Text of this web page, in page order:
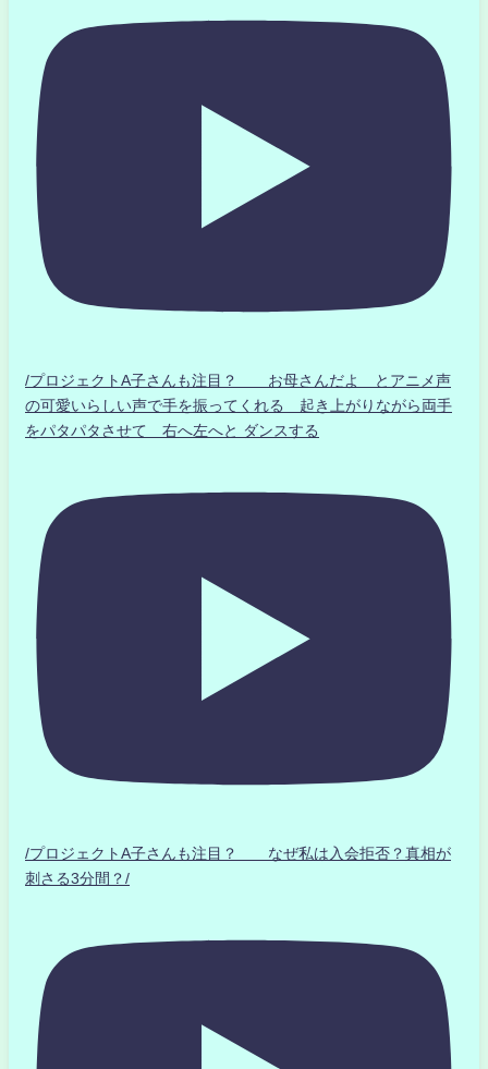
/プロジェクトA子さんも注目？ お母さんだよ とアニメ声
の可愛いらしい声で手を振ってくれる 起き上がりながら両手
をパタパタさせて 右へ左へと ダンスする
/プロジェクトA子さんも注目？ なぜ私は入会拒否？真相が
刺さる3分間？/